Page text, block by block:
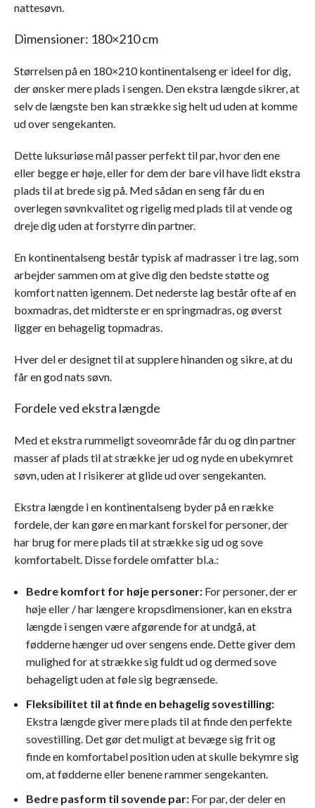
nattesøvn.
Dimensioner: 180×210 cm
Størrelsen på en 180×210 kontinentalseng er ideel for dig,
der ønsker mere plads i sengen. Den ekstra længde sikrer, at
selv de længste ben kan strække sig helt ud uden at komme
ud over sengekanten.
Dette luksuriøse mål passer perfekt til par, hvor den ene
eller begge er høje, eller for dem der bare vil have lidt ekstra
plads til at brede sig på. Med sådan en seng får du en
overlegen søvnkvalitet og rigelig med plads til at vende og
dreje dig uden at forstyrre din partner.
En kontinentalseng består typisk af madrasser i tre lag, som
arbejder sammen om at give dig den bedste støtte og
komfort natten igennem. Det nederste lag består ofte af en
boxmadras, det midterste er en springmadras, og øverst
ligger en behagelig topmadras.
Hver del er designet til at supplere hinanden og sikre, at du
får en god nats søvn.
Fordele ved ekstra længde
Med et ekstra rummeligt soveområde får du og din partner
masser af plads til at strække jer ud og nyde en ubekymret
søvn, uden at I risikerer at glide ud over sengekanten.
Ekstra længde i en kontinentalseng byder på en række
fordele, der kan gøre en markant forskel for personer, der
har brug for mere plads til at strække sig ud og sove
komfortabelt. Disse fordele omfatter bl.a.:
Bedre komfort for høje personer: For personer, der er
høje eller / har længere kropsdimensioner, kan en ekstra
længde i sengen være afgørende for at undgå, at
fødderne hænger ud over sengens ende. Dette giver dem
mulighed for at strække sig fuldt ud og dermed sove
behageligt uden at føle sig begrænsede.
Fleksibilitet til at finde en behagelig sovestilling:
Ekstra længde giver mere plads til at finde den perfekte
sovestilling. Det gør det muligt at bevæge sig frit og
finde en komfortabel position uden at skulle bekymre sig
om, at fødderne eller benene rammer sengekanten.
Bedre pasform til sovende par: For par, der deler en